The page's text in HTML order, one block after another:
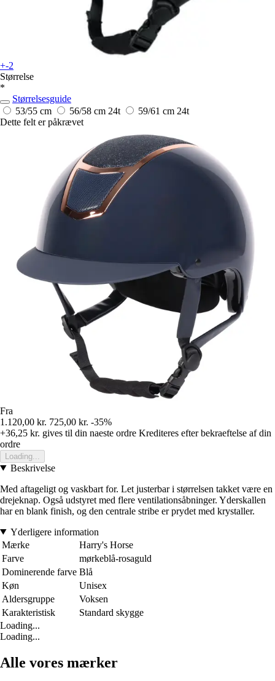
+-2
Størrelse
*
Størrelsesguide
53/55 cm
56/58 cm 24t 59/61 cm 24t
Dette felt er påkrævet
Fra
1.120,00 kr. 725,00 kr. -35%
+36,25 kr. gives til din naeste ordre Krediteres efter bekraeftelse af din
ordre
Loading...
Beskrivelse
Med aftageligt og vaskbart for. Let justerbar i størrelsen takket være en
drejeknap. Også udstyret med flere ventilationsåbninger. Yderskallen
har en blank finish, og den centrale stribe er prydet med krystaller.
Yderligere information
Mærke
Harry's Horse
Farve
mørkeblå-rosaguld
Dominerende farve Blå
Køn
Unisex
Aldersgruppe
Voksen
Karakteristisk
Standard skygge
Loading...
Loading...
Alle vores mærker